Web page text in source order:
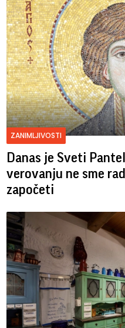
ZANIMLJIVOSTI
Danas je Sveti
verovanju ne sme
započeti